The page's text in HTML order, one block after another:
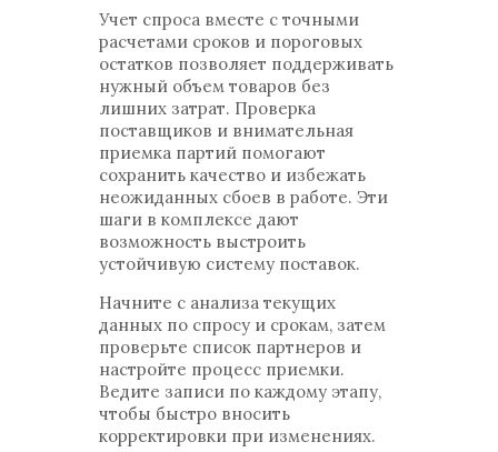
Учет спроса вместе с точными
расчетами сроков и пороговых
остатков позволяет поддерживать
нужный объем товаров без
лишних затрат. Проверка
поставщиков и внимательная
приемка партий помогают
сохранить качество и избежать
неожиданных сбоев в работе. Эти
шаги в комплексе дают
возможность выстроить
устойчивую систему поставок.
Начните с анализа текущих
данных по спросу и срокам, затем
проверьте список партнеров и
настройте процесс приемки.
Ведите записи по каждому этапу,
чтобы быстро вносить
корректировки при изменениях.